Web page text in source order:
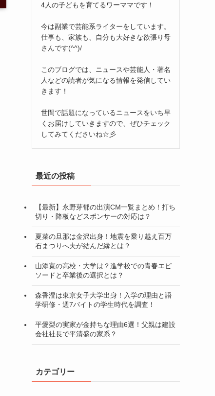
4人の子どもを育てるワーママです！
今は副業で芸能系ライターをしています。
仕事も、家族も、自分も大好きな欲張り母
さんです(^^)/
このブログでは、ニュースや芸能人・著名
人などの読者が気になる情報を発信してい
きます！
世間で話題になっているニュースをいち早
くお届けしていきますので、ぜひチェック
してみてくださいね☆彡
最近の投稿
【最新】永野芽郁の出演CM一覧まとめ！打ち
切り・降板などスポンサーの対応は？
夏菜の旦那は金沢出身！地震を乗り越え百万
石まつりへ夫が結んだ縁とは？
山添寛の高校・大学は？進学校での青春エピ
ソードと卒業後の選択とは？
森香澄は東京女子大学出身！入学の理由と語
学研修・週7バイトの学生時代を調査！
平愛梨の実家が金持ちな理由6選！父親は建設
会社社長で平清盛の家系？
カテゴリー